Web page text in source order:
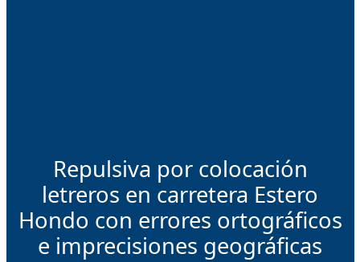
Repulsiva por colocación
letreros en carretera Estero
Hondo con errores ortográficos
e imprecisiones geográficas